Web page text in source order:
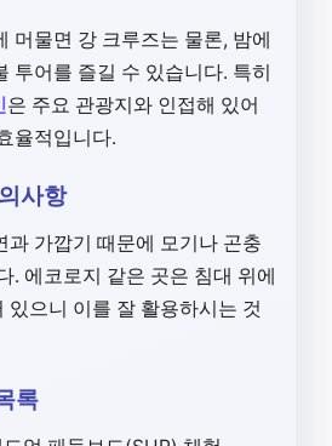
머물면 강 크루즈는 물론, 밤에
투어를 즐길 수 있습니다. 특히
은 주요 관광지와 인접해 있어
율적입니다.
사항
과 가깝기 때문에 모기나 곤충
. 에코로지 같은 곳은 침대 위에
있으니 이를 잘 활용하시는 것
록